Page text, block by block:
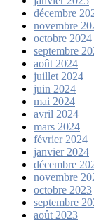
décembre
novembre
octobre 2024
septembre
août 2024
juillet 2024
juin 2024
mai 2024
avril 2024
mars 2024
février 2024
janvier 2024
décembre
novembre
octobre 2023
septembre
août 2023